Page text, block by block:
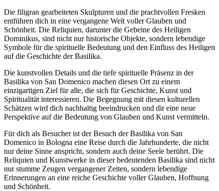
Die filigran gearbeiteten Skulpturen und die prachtvollen Fresken
entführen dich in eine vergangene Welt voller Glauben und
Schönheit. Die Reliquien, darunter die Gebeine des Heiligen
Dominikus, sind nicht nur historische Objekte, sondern lebendige
Symbole für die spirituelle Bedeutung und den Einfluss des Heiligen
auf die Geschichte der Basilika.
Die kunstvollen Details und die tiefe spirituelle Präsenz in der
Basilika von San Domenico machen diesen Ort zu einem
einzigartigen Ziel für alle, die sich für Geschichte, Kunst und
Spiritualität interessieren. Die Begegnung mit diesen kulturellen
Schätzen wird dich nachhaltig beeindrucken und dir eine neue
Perspektive auf die Bedeutung von Glauben und Kunst vermitteln.
Für dich als Besucher ist der Besuch der Basilika von San
Domenico in Bologna eine Reise durch die Jahrhunderte, die nicht
nur deine Sinne anspricht, sondern auch deine Seele berührt. Die
Reliquien und Kunstwerke in dieser bedeutenden Basilika sind nicht
nur stumme Zeugen vergangener Zeiten, sondern lebendige
Erinnerungen an eine reiche Geschichte voller Glauben, Hoffnung
und Schönheit.